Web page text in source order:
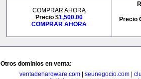
COMPRAR AHORA
Precio $1,500.00
COMPRAR AHORA
Precio
Otros dominios en venta:
ventadehardware.com| seunegocio.com|